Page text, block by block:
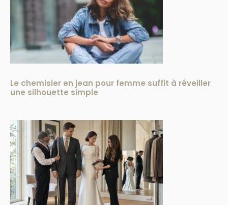
Le chemisier en jean pour femme suffit à réveiller
une silhouette simple